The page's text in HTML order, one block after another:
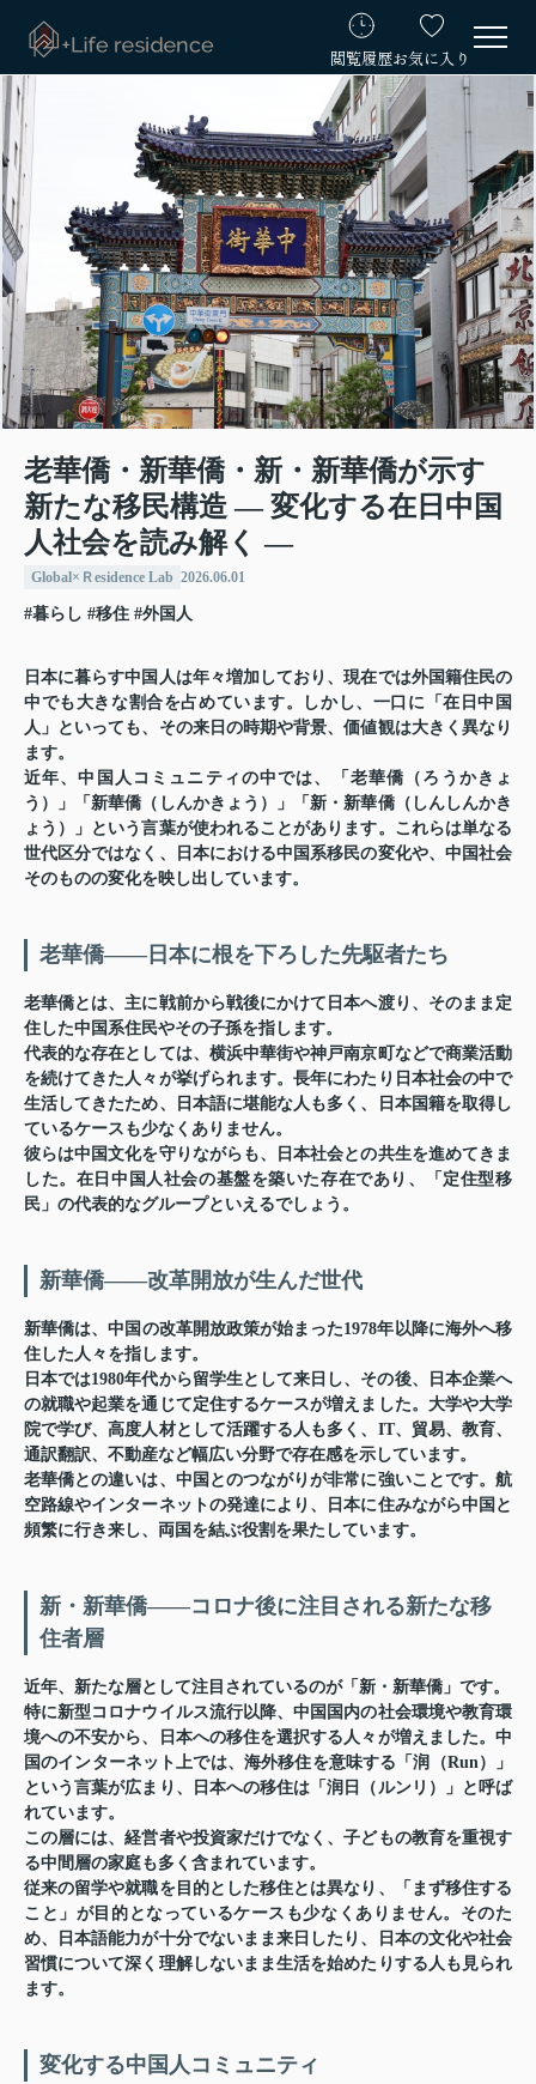
閲覧履歴お気に入り
老華僑・新華僑・新・新華僑が示す
新たな移民構造 ― 変化する在日中国
人社会を読み解く ―
Global×Ｒesidence Lab 2026.06.01
#暮らし #移住 #外国人
日本に暮らす中国人は年々増加しており、現在では外国籍住民の
中でも大きな割合を占めています。しかし、一口に「在日中国
人」といっても、その来日の時期や背景、価値観は大きく異なり
ます。
近年、中国人コミュニティの中では、「老華僑（ろうかきょ
う）」「新華僑（しんかきょう）」「新・新華僑（しんしんかき
ょう）」という言葉が使われることがあります。これらは単なる
世代区分ではなく、日本における中国系移民の変化や、中国社会
そのものの変化を映し出しています。
老華僑――日本に根を下ろした先駆者たち
老華僑とは、主に戦前から戦後にかけて日本へ渡り、そのまま定
住した中国系住民やその子孫を指します。
代表的な存在としては、横浜中華街や神戸南京町などで商業活動
を続けてきた人々が挙げられます。長年にわたり日本社会の中で
生活してきたため、日本語に堪能な人も多く、日本国籍を取得し
ているケースも少なくありません。
彼らは中国文化を守りながらも、日本社会との共生を進めてきま
した。在日中国人社会の基盤を築いた存在であり、「定住型移
民」の代表的なグループといえるでしょう。
新華僑――改革開放が生んだ世代
新華僑は、中国の改革開放政策が始まった1978年以降に海外へ移
住した人々を指します。
日本では1980年代から留学生として来日し、その後、日本企業へ
の就職や起業を通じて定住するケースが増えました。大学や大学
院で学び、高度人材として活躍する人も多く、IT、貿易、教育、
通訳翻訳、不動産など幅広い分野で存在感を示しています。
老華僑との違いは、中国とのつながりが非常に強いことです。航
空路線やインターネットの発達により、日本に住みながら中国と
頻繁に行き来し、両国を結ぶ役割を果たしています。
新・新華僑――コロナ後に注目される新たな移
住者層
近年、新たな層として注目されているのが「新・新華僑」です。
特に新型コロナウイルス流行以降、中国国内の社会環境や教育環
境への不安から、日本への移住を選択する人々が増えました。中
国のインターネット上では、海外移住を意味する「润（Run）」
という言葉が広まり、日本への移住は「润日（ルンリ）」と呼ば
れています。
この層には、経営者や投資家だけでなく、子どもの教育を重視す
る中間層の家庭も多く含まれています。
従来の留学や就職を目的とした移住とは異なり、「まず移住する
こと」が目的となっているケースも少なくありません。そのた
め、日本語能力が十分でないまま来日したり、日本の文化や社会
習慣について深く理解しないまま生活を始めたりする人も見られ
ます。
変化する中国人コミュニティ